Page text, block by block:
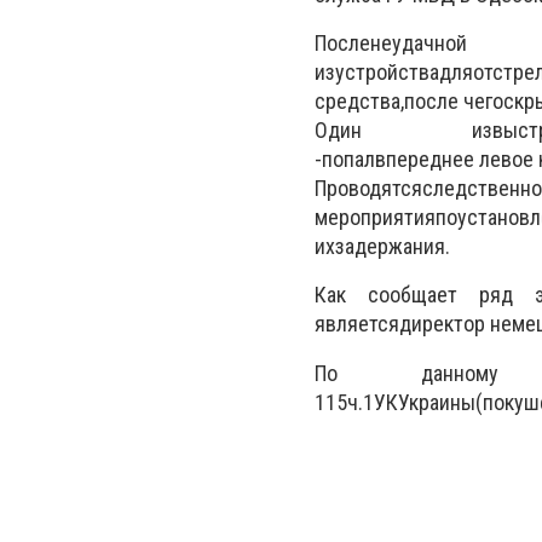
После
изустройствадля
средства,после чего
Один из
-попалвпереднее левое
Проводятся
мероприятияпо
ихзадержания.
Как сообщает ряд
являетсядиректор
По данному
115ч.1УКУкраины(